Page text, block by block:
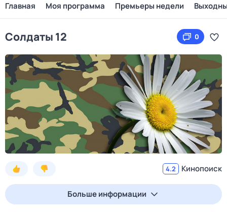
Главная Моя программа Премьеры недели
Солдаты 12 0
4.2 Кинопоиск
Больше информации